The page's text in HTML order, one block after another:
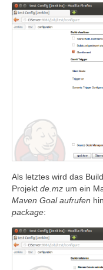
Als letztes wird das
Projekt de.mz um ein
Maven Goal aufrufen
package: